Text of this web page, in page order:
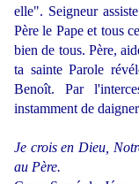
elle". Seigneur
Père le Pape et tous
bien de tous. Père,
ta sainte Parole
Benoît. Par
instamment de
Je crois en Dieu,
au Père.